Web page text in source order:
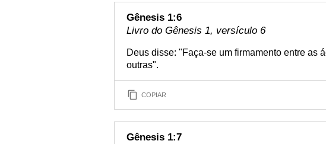
Gênesis 1:6
Livro do Gênesis 1, versículo 6
Deus disse: "Faça-se um firmamento entre as
outras".
COPIAR
Gênesis 1:7